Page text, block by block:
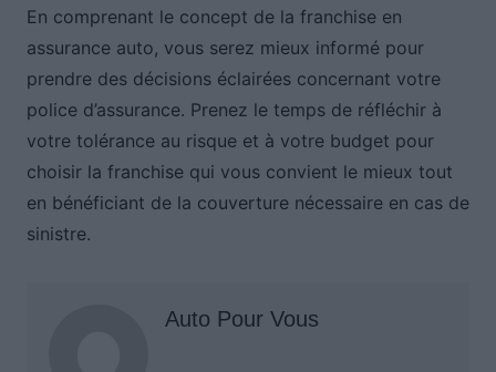
En comprenant le concept de la franchise en
assurance auto, vous serez mieux informé pour
prendre des décisions éclairées concernant votre
police d’assurance. Prenez le temps de réfléchir à
votre tolérance au risque et à votre budget pour
choisir la franchise qui vous convient le mieux tout
en bénéficiant de la couverture nécessaire en cas de
sinistre.
Auto Pour Vous